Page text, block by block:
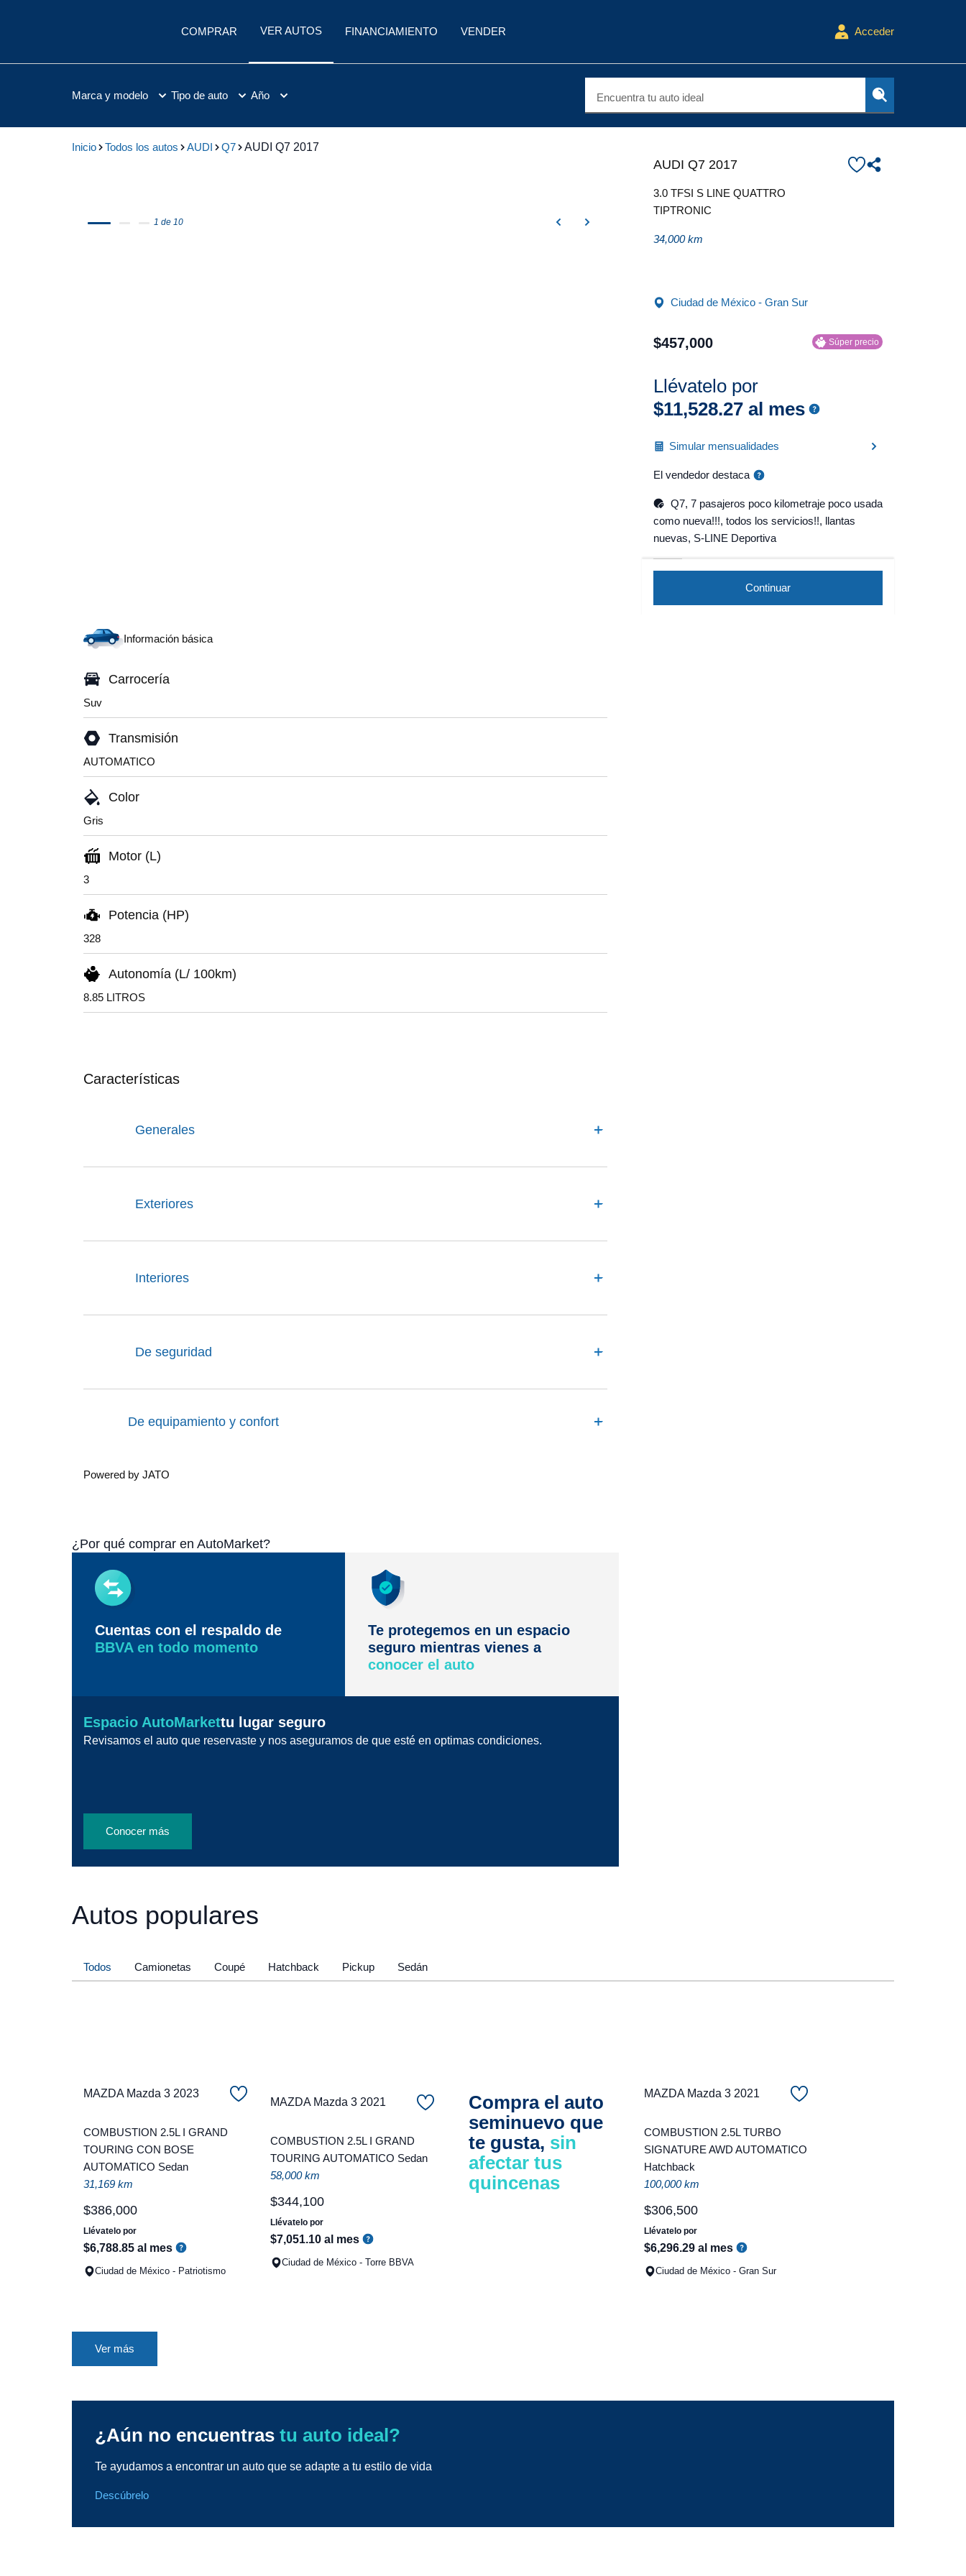
COMPRAR VER AUTOS FINANCIAMIENTO VENDER Acceder
Marca y modelo Tipo de auto Año Encuentra tu auto ideal
Inicio Todos los autos AUDI Q7 AUDI Q7 2017
1 de 10
AUDI Q7 2017
3.0 TFSI S LINE QUATTRO
TIPTRONIC
34,000 km
Ciudad de México - Gran Sur
$457,000 Súper precio
Llévatelo por
$11,528.27al mes
Simular mensualidades
El vendedor destaca
Q7, 7 pasajeros poco kilometraje poco usada
como nueva!!!, todos los servicios!!, llantas
nuevas, S-LINE Deportiva
Continuar
Información básica
Carrocería
Suv
Transmisión
AUTOMATICO
Color
Gris
Motor (L)
3
Potencia (HP)
328
Autonomía (L/ 100km)
8.85 LITROS
Características
Generales
Exteriores
Interiores
De seguridad
De equipamiento y confort
Powered by JATO
¿Por qué comprar en AutoMarket?
Cuentas con el respaldo de
BBVA en todo momento
Te protegemos en un espacio
seguro mientras vienes a
conocer el auto
Espacio AutoMarkettu lugar seguro
Revisamos el auto que reservaste y nos aseguramos de que esté en optimas condiciones.
Conocer más
Autos populares
Todos Camionetas Coupé Hatchback Pickup Sedán
MAZDA Mazda 3 2023
COMBUSTION 2.5L I GRAND
TOURING CON BOSE
AUTOMATICO Sedan
31,169 km
$386,000
Llévatelo por
$6,788.85 al mes
Ciudad de México - Patriotismo
MAZDA Mazda 3 2021
COMBUSTION 2.5L I GRAND
TOURING AUTOMATICO Sedan
58,000 km
$344,100
Llévatelo por
$7,051.10 al mes
Ciudad de México - Torre BBVA
Compra el auto
seminuevo que
te gusta, sin
afectar tus
quincenas
MAZDA Mazda 3 2021
COMBUSTION 2.5L TURBO
SIGNATURE AWD AUTOMATICO
Hatchback
100,000 km
$306,500
Llévatelo por
$6,296.29 al mes
Ciudad de México - Gran Sur
Ver más
¿Aún no encuentras tu auto ideal?
Te ayudamos a encontrar un auto que se adapte a tu estilo de vida
Descúbrelo